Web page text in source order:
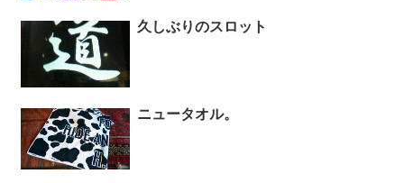
久しぶりのスロット
ニュータオル。